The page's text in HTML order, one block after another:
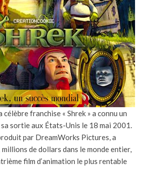
franchise « Shrek » a connu un
sortie aux États-Unis le 18 mai 2001.
par DreamWorks Pictures, a
de dollars dans le monde entier,
film d’animation le plus rentable